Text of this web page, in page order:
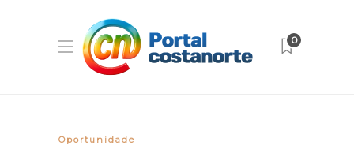
0
Oportunidade